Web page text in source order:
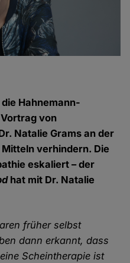
Hahnemann-
von
Natalie Grams an der
verhindern. Die
eskaliert – der
hat mit Dr. Natalie
früher selbst
dann erkannt, dass
Scheintherapie ist